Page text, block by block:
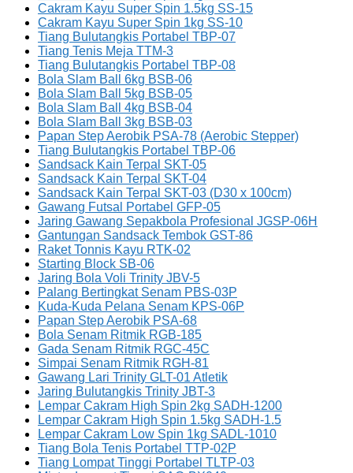
Cakram Kayu Super Spin 1.5kg SS-15
Cakram Kayu Super Spin 1kg SS-10
Tiang Bulutangkis Portabel TBP-07
Tiang Tenis Meja TTM-3
Tiang Bulutangkis Portabel TBP-08
Bola Slam Ball 6kg BSB-06
Bola Slam Ball 5kg BSB-05
Bola Slam Ball 4kg BSB-04
Bola Slam Ball 3kg BSB-03
Papan Step Aerobik PSA-78 (Aerobic Stepper)
Tiang Bulutangkis Portabel TBP-06
Sandsack Kain Terpal SKT-05
Sandsack Kain Terpal SKT-04
Sandsack Kain Terpal SKT-03 (D30 x 100cm)
Gawang Futsal Portabel GFP-05
Jaring Gawang Sepakbola Profesional JGSP-06H
Gantungan Sandsack Tembok GST-86
Raket Tonnis Kayu RTK-02
Starting Block SB-06
Jaring Bola Voli Trinity JBV-5
Palang Bertingkat Senam PBS-03P
Kuda-Kuda Pelana Senam KPS-06P
Papan Step Aerobik PSA-68
Bola Senam Ritmik RGB-185
Gada Senam Ritmik RGC-45C
Simpai Senam Ritmik RGH-81
Gawang Lari Trinity GLT-01 Atletik
Jaring Bulutangkis Trinity JBT-3
Lempar Cakram High Spin 2kg SADH-1200
Lempar Cakram High Spin 1.5kg SADH-1.5
Lempar Cakram Low Spin 1kg SADL-1010
Tiang Bola Tenis Portabel TTP-02P
Tiang Lompat Tinggi Portabel TLTP-03